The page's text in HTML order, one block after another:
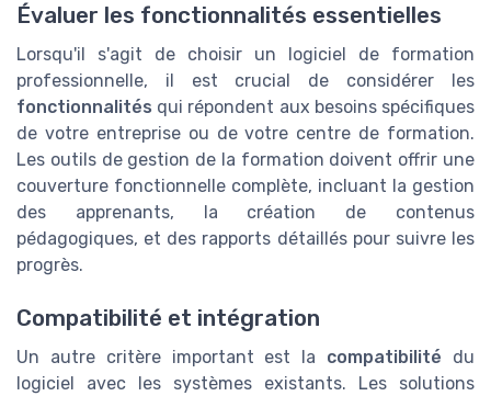
Évaluer les fonctionnalités essentielles
Lorsqu'il s'agit de choisir un logiciel de formation
professionnelle, il est crucial de considérer les
fonctionnalités qui répondent aux besoins spécifiques
de votre entreprise ou de votre centre de formation.
Les outils de gestion de la formation doivent offrir une
couverture fonctionnelle complète, incluant la gestion
des apprenants, la création de contenus
pédagogiques, et des rapports détaillés pour suivre les
progrès.
Compatibilité et intégration
Un autre critère important est la compatibilité du
logiciel avec les systèmes existants. Les solutions